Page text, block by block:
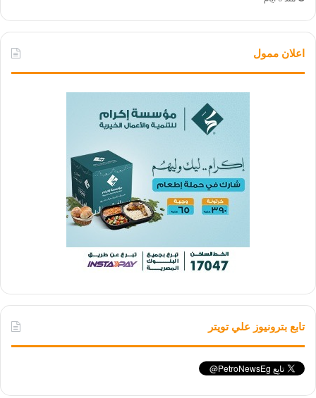
اعلان ممول
تابع بترونيوز علي تويتر